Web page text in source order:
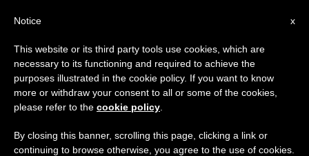
ETIQUETA
Posts Tagged
‘Fernando Miguel Gil
×
Aviso importante
Del 27 de julio al 7 de agosto haremos la pausa
anual, aprovechando que en el periodo de verano
se generan menos informaciones y también el
x
Notice
This website or its third party tools use cookies, which are
necessary to its functioning and required to achieve the
purposes illustrated in the cookie policy. If you want to know
more or withdraw your consent to all or some of the cookies,
please refer to the cookie policy
By closing this banner, scrolling this page, clicking a link or
continuing to browse otherwise, you agree to the use of cookies.